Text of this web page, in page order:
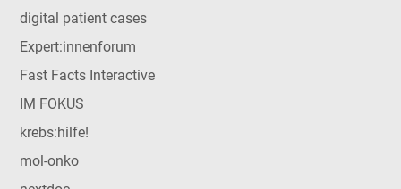
digital patient cases
Expert:innenforum
Fast Facts Interactive
IM FOKUS
krebs:hilfe!
mol-onko